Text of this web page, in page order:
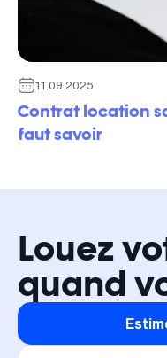
11.09.2025
Contrat location
faut savoir
Louez
quand